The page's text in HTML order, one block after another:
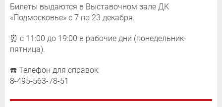
Билеты выдаются в Выставочном зале ДК
«Подмосковье» с 7 по 23 декабря.
⏰ с 11:00 до 19:00 в рабочие дни (понедельник-
пятница).
☎️ Телефон для справок:
8-495-563-78-51